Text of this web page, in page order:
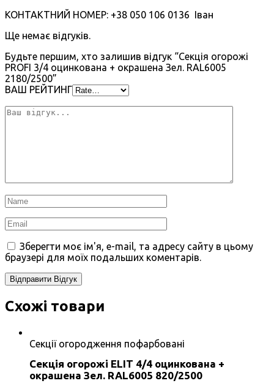
КОНТАКТНИЙ НОМЕР: +38 050 106 0136 Іван
Ще немає відгуків.
Будьте першим, хто залишив відгук “Секція огорожі
PROFI 3/4 оцинкована + окрашена Зел. RAL6005
2180/2500”
ВАШ РЕЙТИНГ
Зберегти моє ім'я, e-mail, та адресу сайту в цьому
браузері для моїх подальших коментарів.
Схожі товари
Секції огородження пофарбовані
Секція огорожі ELIT 4/4 оцинкована +
окрашена Зел. RAL6005 820/2500